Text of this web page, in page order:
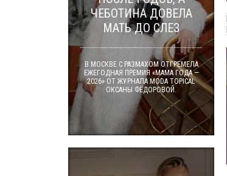
ЧЕБОТИНА ДОВЕЛА
МАТЬ ДО СЛЕЗ
В МОСКВЕ С РАЗМАХОМ ОТГРЕМЕЛА
ЕЖЕГОДНАЯ ПРЕМИЯ «МАМА ГОДА —
2026» ОТ ЖУРНАЛА MODA TOPICAL
ОКСАНЫ ФЁДОРОВОЙ.